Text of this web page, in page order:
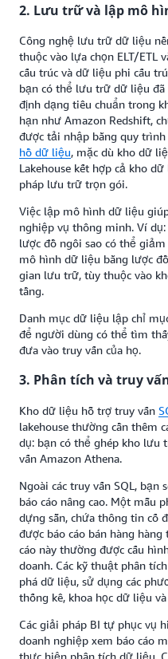
2. Lưu trữ và lập mô
Công nghệ lưu trữ dữ liệu
thuộc vào lựa chọn ELT/
cấu trúc và dữ liệu phi cấu
bạn có thể lưu trữ dữ liệu
định dạng tiêu chuẩn trong
hạn như Amazon Redshift,
được tải nhập bằng quy
hồ dữ liệu, mặc dù kho dữ
Lakehouse kết hợp cả kho
pháp lưu trữ trọn gói.
Việc lập mô hình dữ liệu
nghiệp vụ thông minh. Ví
lược đồ ngôi sao có thể
mô hình dữ liệu bằng lược
gian lưu trữ, tùy thuộc vào
tầng.
Danh mục dữ liệu lập chỉ
để người dùng có thể tìm
đưa vào truy vấn của họ.
3. Phân tích và truy
Kho dữ liệu hỗ trợ truy vấn
lakehouse thường cần thêm
dụ: bạn có thể ghép kho lưu
vấn Amazon Athena.
Ngoài các truy vấn SQL, bạn
báo cáo nâng cao. Một mẫu
dựng sẵn, chứa thông tin cố
được báo cáo bán hàng
cáo này thường được cấu
doanh. Các kỹ thuật phân
phá dữ liệu, sử dụng các
thống kê, khoa học dữ liệu
Các giải pháp BI tự phục vụ
doanh nghiệp xem báo cáo
thực hiện phân tích dữ liệu.